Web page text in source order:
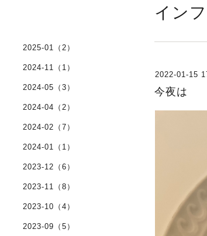
イン
2022-01-15
今夜は
2025-01（2）
2024-11（1）
2024-05（3）
2024-04（2）
2024-02（7）
2024-01（1）
2023-12（6）
2023-11（8）
2023-10（4）
2023-09（5）